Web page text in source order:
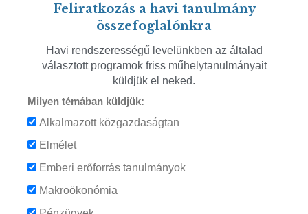
Feliratkozás a havi tanulmány
összefoglalónkra
Havi rendszerességű levelünkben az általad
választott programok friss műhelytanulmányait
küldjük el neked.
Milyen témában küldjük:
Alkalmazott közgazdaságtan
Elmélet
Emberi erőforrás tanulmányok
Makroökonómia